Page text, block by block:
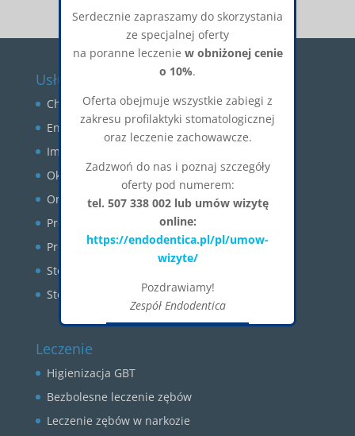
Usługi
Chirurgia stomatologiczna
Endodoncja
Implantologia
Okluzja
Ortodoncja
Profilaktyka
Protetyka
Stomatologia estetyczna
Stomatologia zachowawcza
Leczenie
Higienizacja GBT
Bezbolesne leczenie zębów
Leczenie zębów w narkozie
Serdecznie zapraszamy do skorzystania
ze specjalnej oferty
na poranne leczenie w obniżonej cenie
o 10%.
Oferta obejmuje wszystkie zabiegi z
zakresu profilaktyki stomatologicznej
oraz leczenie zachowawcze.
Zadzwoń do nas i poznaj szczegóły
oferty pod numerem:
tel. 507 338 002 lub umów wizytę
online:
https://endodentica.pl/pl/umow-
wizyte/
Pozdrawiamy!
Zespół Endodentica